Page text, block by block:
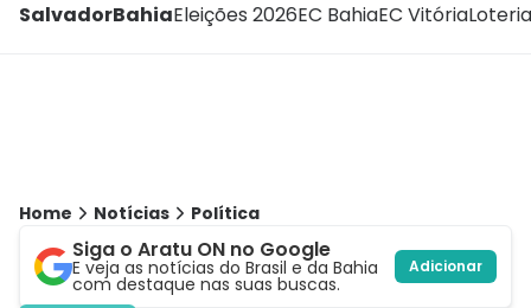
SalvadorBahiaEleições 2026EC BahiaEC Vitória
Home Notícias Política
Siga o Aratu ON no Google
E veja as notícias do Brasil e da Bahia
com destaque nas suas buscas.
Adicionar